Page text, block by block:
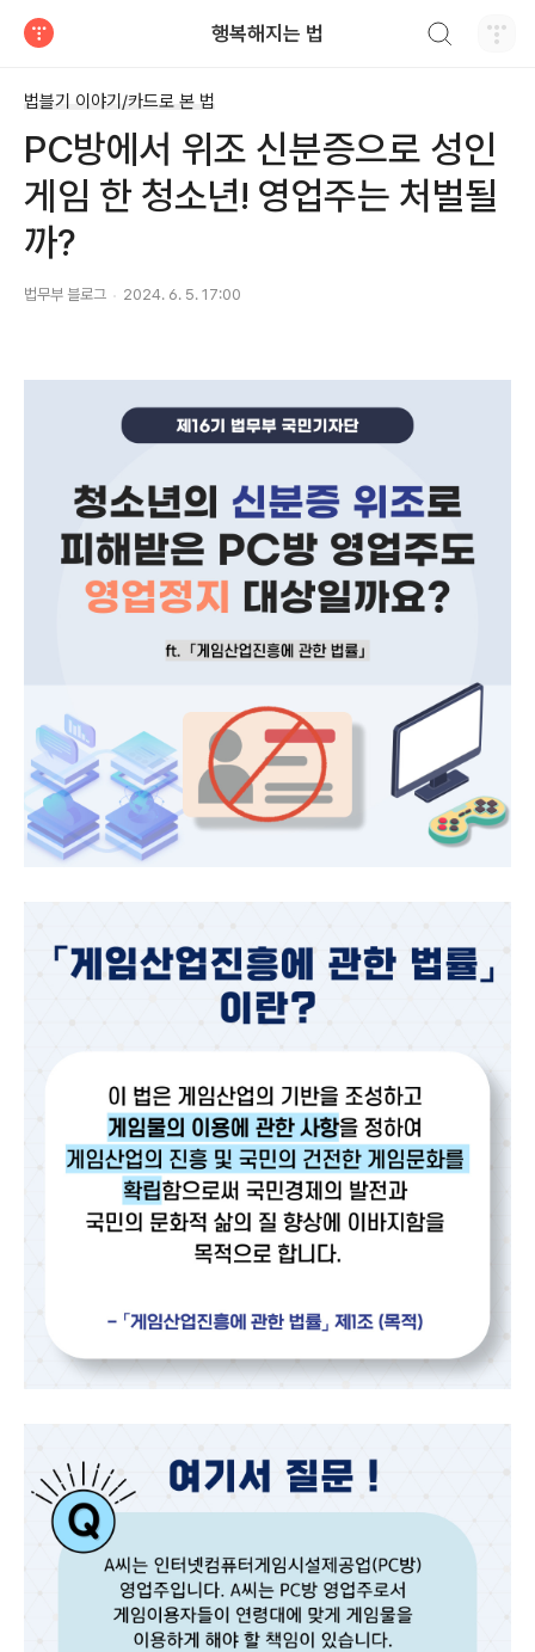
행복해지는 법
법블기 이야기/카드로 본 법
PC방에서 위조 신분증으로 성인
게임 한 청소년! 영업주는 처벌될
까?
법무부 블로그 2024. 6. 5. 17:00